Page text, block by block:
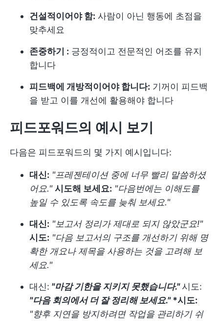
건설적이어야 함: 사람이 아닌 행동에 초점을
맞추세요
존중하기 : 긍정적이고 전문적인 어조를 유지
합니다
피드백에 개방적이어야 합니다: 기꺼이 피드백
을 받고 이를 개선에 활용해야 합니다
피드포워드의 예시 보기
다음은 피드포워드의 몇 가지 예시입니다:
대신: "프레젠테이션 중에 너무 빨리 말씀하셨
어요." 시도해 보세요: "다음번에는 이해도를
높일 수 있도록 속도를 늦춰 보세요."
대신: "보고서 정리가 제대로 되지 않았군요!"
시도: "다음 보고서의 구조를 개선하기 위해 명
확한 개요나 제목을 사용하는 것을 고려해 보
세요."
대신: "마감 기한을 지키지 못했습니다."시도:
"다음 회의에서 더 잘 정리해 보세요."*시도:
"향후 지연을 방지하려면 작업을 관리하기 쉬